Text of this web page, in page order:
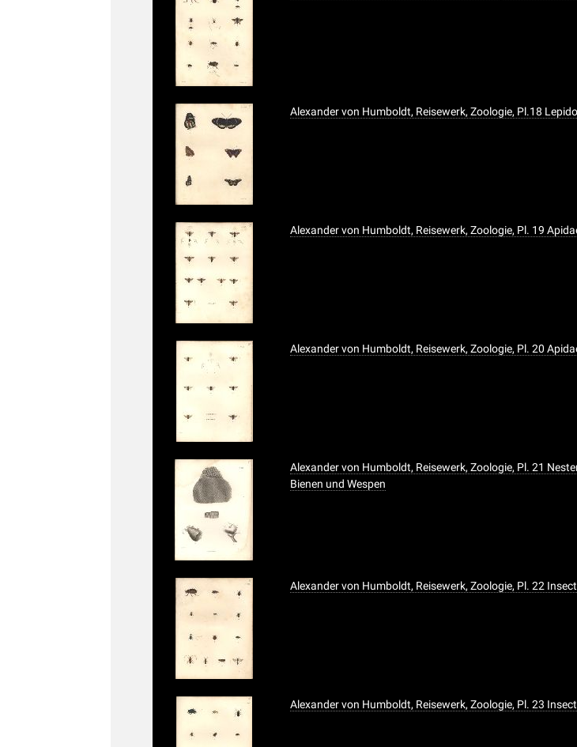
Alexander von Humboldt, Reisewerk, Zoologie, Pl.18
Alexander von Humboldt, Reisewerk, Zoologie, Pl. 19
Alexander von Humboldt, Reisewerk, Zoologie, Pl. 20
Alexander von Humboldt, Reisewerk, Zoologie, Pl. 21
Bienen und Wespen
Alexander von Humboldt, Reisewerk, Zoologie, Pl. 22
Alexander von Humboldt, Reisewerk, Zoologie, Pl. 23